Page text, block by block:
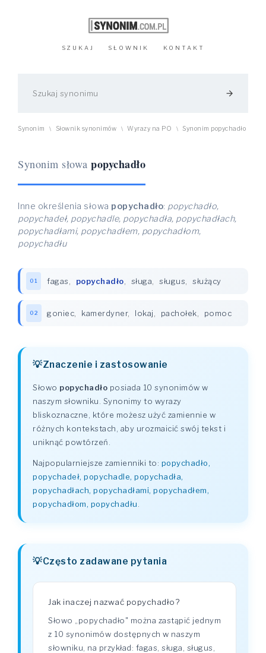
SZUKAJ SŁOWNIK KONTAKT
arrow_forward
Synonim \ Słownik synonimów \ Wyrazy na PO \ Synonim popychadło
Synonim słowa popychadło
Inne określenia słowa popychadło: popychadło,
popychadeł, popychadle, popychadła, popychadłach,
popychadłami, popychadłem, popychadłom,
popychadłu
01 fagas popychadło sługa sługus służący
02 goniec kamerdyner, lokaj pachołek pomoc
Znaczenie i zastosowanie
Słowo popychadło posiada 10 synonimów w
naszym słowniku. Synonimy to wyrazy
bliskoznaczne, które możesz użyć zamiennie w
różnych kontekstach, aby urozmaicić swój tekst i
uniknąć powtórzeń.
Najpopularniejsze zamienniki to: popychadło,
popychadeł, popychadle, popychadła,
popychadłach, popychadłami, popychadłem,
popychadłom, popychadłu
Często zadawane pytania
Jak inaczej nazwać popychadło?
Słowo „popychadło" można zastąpić jednym
z 10 synonimów dostępnych w naszym
słowniku, na przykład: fagas, sługa, sługus,